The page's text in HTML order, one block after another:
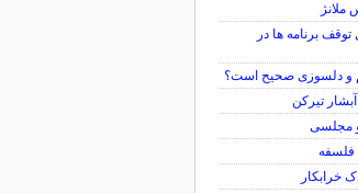
برنامه ها در
و دلسوزی صحیح است؟
تیرکن
و مجلسی
فلسفه
خرابکار